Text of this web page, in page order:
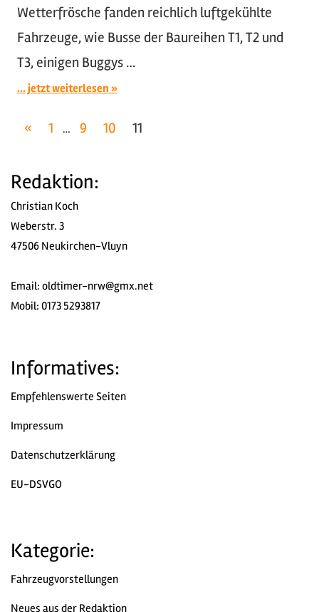
Wetterfrösche fanden reichlich luftgekühlte
Fahrzeuge, wie Busse der Baureihen T1, T2 und
T3, einigen Buggys …
... jetzt weiterlesen
Seitennummerierung
Beiträge
« Vorherige
1 … 9 10 11
Redaktion:
Christian Koch
Weberstr. 3
47506 Neukirchen-Vluyn
Email: oldtimer-nrw@gmx.net
Mobil: 0173 5293817
Informatives:
Empfehlenswerte Seiten
Impressum
Datenschutzerklärung
EU-DSVGO
Kategorie:
Fahrzeugvorstellungen
Neues aus der Redaktion